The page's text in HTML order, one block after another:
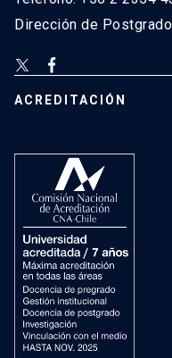
Dirección de
ACREDITACIÓN